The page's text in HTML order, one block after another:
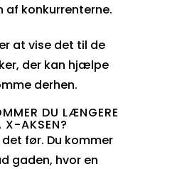
af konkurrenterne.
at vise det til de
der kan hjælpe
derhen.
DU LÆNGERE
X-AKSEN?
før. Du kommer
gaden, hvor en